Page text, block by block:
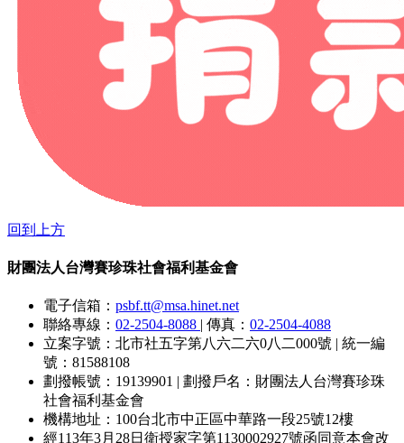
回到上方
財團法人台灣賽珍珠社會福利基金會
電子信箱： psbf.tt@msa.hinet.net
聯絡專線： 02-2504-8088 | 傳真： 02-2504-4088
立案字號：北市社五字第八六二六0八二000號 | 統一編
號：81588108
劃撥帳號：19139901 | 劃撥戶名：財團法人台灣賽珍珠
社會福利基金會
機構地址：100台北市中正區中華路一段25號12樓
經113年3月28日衛授家字第1130002927號函同意本會改